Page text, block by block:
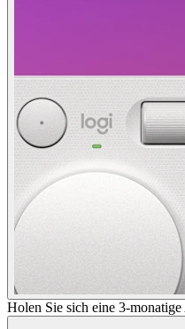
Holen Sie sich eine 3-